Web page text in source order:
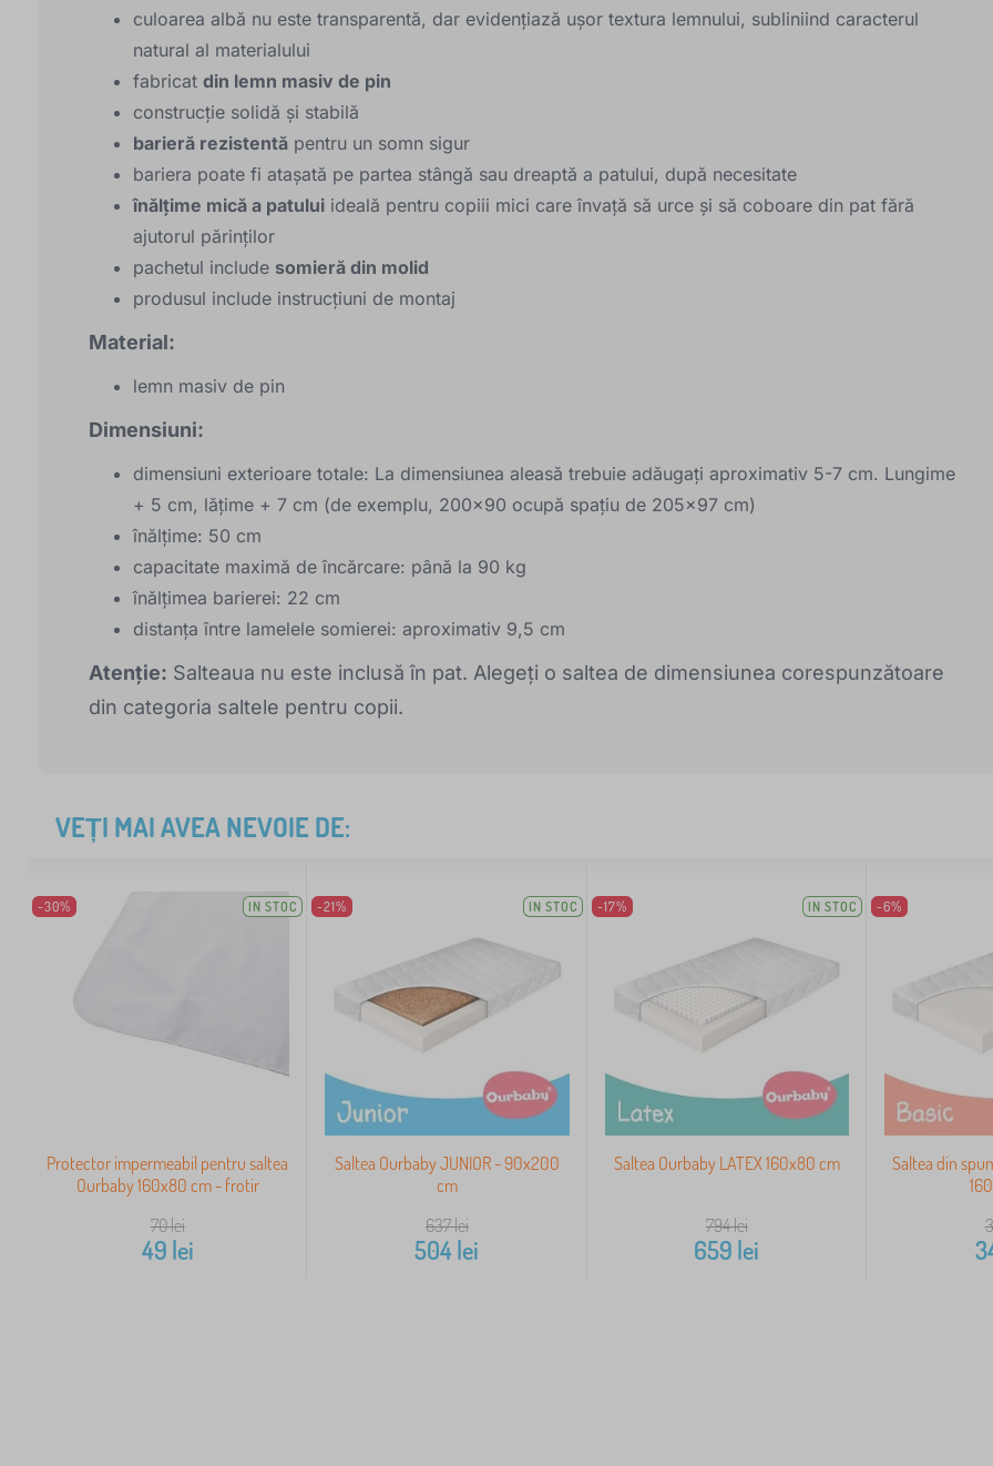
culoarea albă nu este transparentă, dar evidențiază ușor textura lemnului, subliniind caracterul
natural al materialului
fabricat din lemn masiv de pin
construcție solidă și stabilă
barieră rezistentă pentru un somn sigur
bariera poate fi atașată pe partea stângă sau dreaptă a patului, după necesitate
înălțime mică a patului ideală pentru copiii mici care învață să urce și să coboare din pat fără
ajutorul părinților
pachetul include somieră din molid
produsul include instrucțiuni de montaj
Material:
lemn masiv de pin
Dimensiuni:
dimensiuni exterioare totale: La dimensiunea aleasă trebuie adăugați aproximativ 5-7 cm. Lungime
+ 5 cm, lățime + 7 cm (de exemplu, 200x90 ocupă spațiu de 205x97 cm)
înălțime: 50 cm
capacitate maximă de încărcare: până la 90 kg
înălțimea barierei: 22 cm
distanța între lamelele somierei: aproximativ 9,5 cm
Atenție: Salteaua nu este inclusă în pat. Alegeți o saltea de dimensiunea corespunzătoare
din categoria saltele pentru copii.
VEȚI MAI AVEA NEVOIE DE:
-30% IN STOC
Protector impermeabil pentru saltea
Ourbaby 160x80 cm - frotir
70lei
49 lei
-21% IN STOC
Saltea Ourbaby JUNIOR - 90x200
cm
637lei
504lei
-17% IN STOC
Saltea Ourbaby LATEX 160x80 cm
794lei
659 lei
-6%
Saltea din